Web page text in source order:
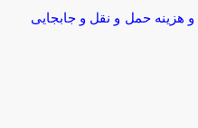
هزینه حمل و نقل و جابجایی